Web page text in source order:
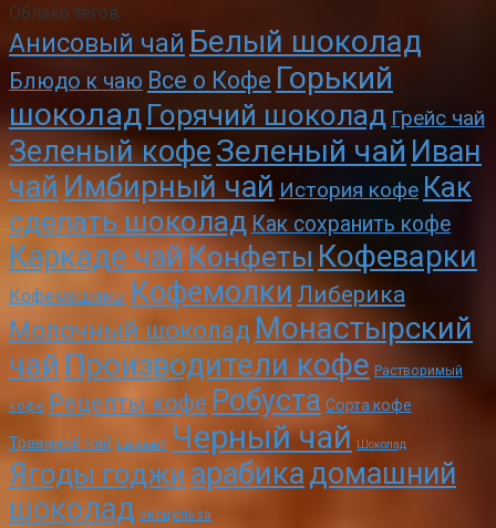
Облако тегов
Анисовый чай Белый шоколад
Блюдо к чаю Все о Кофе Горький
шоколад Горячий шоколад Грейс чай
Зеленый кофеЗеленый чай Иван
чайИмбирный чай История кофе Как
сделать шоколад Как сохранить кофе
Каркаде чай КонфетыКофеварки
Кофемашины Кофемолки Либерика
Молочный шоколад Монастырский
чай Производители кофе Растворимый
кофе Рецепты кофе Робуста Сорта кофе
Травяной чай Цикорий Черный чай Шоколад
Ягоды годжи арабикадомашний
шоколад эксцельза